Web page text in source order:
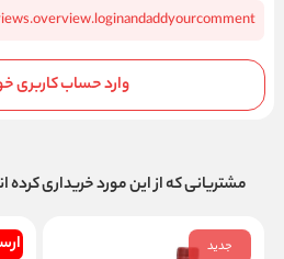
وارد حساب کاربری
مشتریانی که از این مورد خریداری کرده
جدید